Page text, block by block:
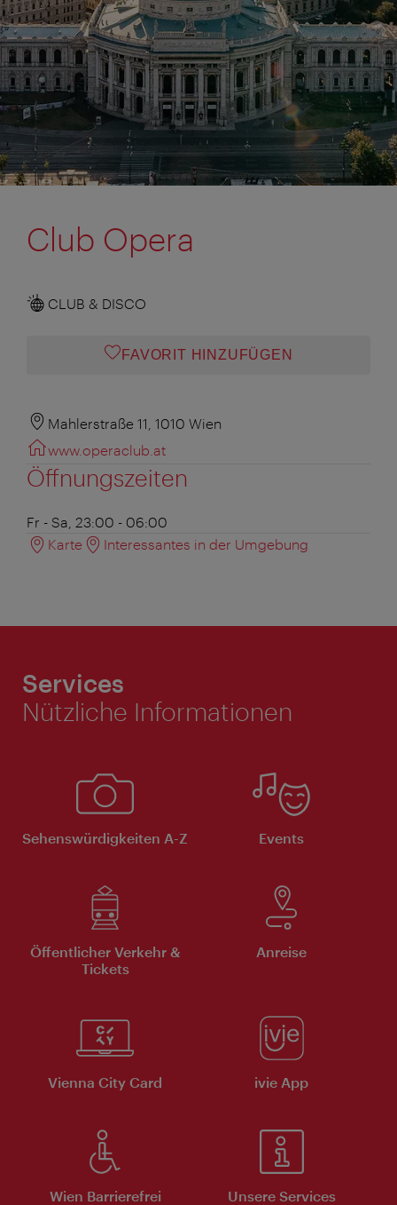
Club Opera
CLUB & DISCO
FAVORIT HINZUFÜGEN
Mahlerstraße 11, 1010 Wien
www.operaclub.at
Öffnungszeiten
Fr - Sa, 23:00 - 06:00
Karte
Interessantes in der Umgebung
Services
Nützliche Informationen
Sehenswürdigkeiten A-Z Events
Öffentlicher Verkehr &
Tickets
Anreise
Vienna City Card ivie App
Wien Barrierefrei Unsere Services